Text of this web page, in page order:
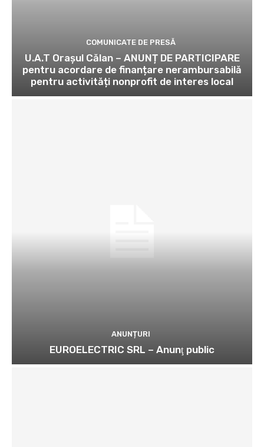
COMUNICATE DE PRESĂ
U.A.T Orașul Călan – ANUNȚ DE PARTICIPARE
pentru acordare de finanțare nerambursabilă
pentru activități nonprofit de interes local
ANUNȚURI
EUROELECTRIC SRL – Anunţ public